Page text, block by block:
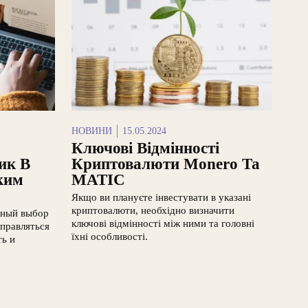
В
выбор
и
НОВИНИ 15.05.2024
Ключові Відмінності
Криптовалюти Monero Та
MATIC
Якщо ви плануєте інвестувати в указані
криптовалюти, необхідно визначити
ключові відмінності між ними та головні
їхні особливості.